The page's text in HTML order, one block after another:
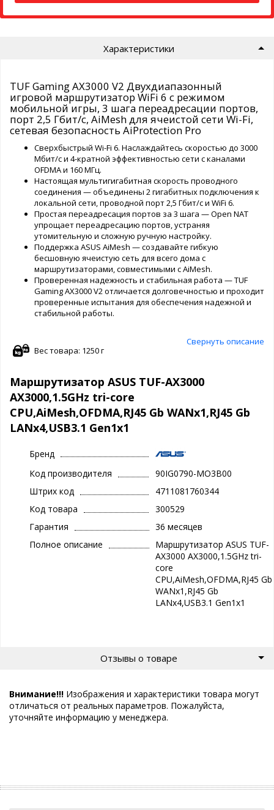
Характеристики
TUF Gaming AX3000 V2 Двухдиапазонный
игровой маршрутизатор WiFi 6 с режимом
мобильной игры, 3 шага переадресации портов,
порт 2,5 Гбит/с, AiMesh для ячеистой сети Wi-Fi,
сетевая безопасность AiProtection Pro
Сверхбыстрый Wi-Fi 6. Наслаждайтесь скоростью до 3000
Мбит/с и 4-кратной эффективностью сети с каналами
OFDMA и 160 МГц.
Настоящая мультигигабитная скорость проводного
соединения — объединены 2 гигабитных подключения к
локальной сети, проводной порт 2,5 Гбит/с и WiFi 6.
Простая переадресация портов за 3 шага — Open NAT
упрощает переадресацию портов, устраняя
утомительную и сложную ручную настройку.
Поддержка ASUS AiMesh — создавайте гибкую
бесшовную ячеистую сеть для всего дома с
маршрутизаторами, совместимыми с AiMesh.
Проверенная надежность и стабильная работа — TUF
Gaming AX3000 V2 отличается долговечностью и проходит
проверенные испытания для обеспечения надежной и
стабильной работы.
Свернуть описание
Вес товара: 1250 г
Маршрутизатор ASUS TUF-AX3000
AX3000,1.5GHz tri-core
CPU,AiMesh,OFDMA,RJ45 Gb WANx1,RJ45 Gb
LANx4,USB3.1 Gen1x1
Бренд
Код производителя
90IG0790-MO3B00
Штрих код
4711081760344
Код товара
300529
Гарантия
36 месяцев
Полное описание
Маршрутизатор ASUS TUF-
AX3000 AX3000,1.5GHz tri-
core
CPU,AiMesh,OFDMA,RJ45 Gb
WANx1,RJ45 Gb
LANx4,USB3.1 Gen1x1
Отзывы о товаре
Внимание!!! Изображения и характеристики товара могут
отличаться от реальных параметров. Пожалуйста,
уточняйте информацию у менеджера.